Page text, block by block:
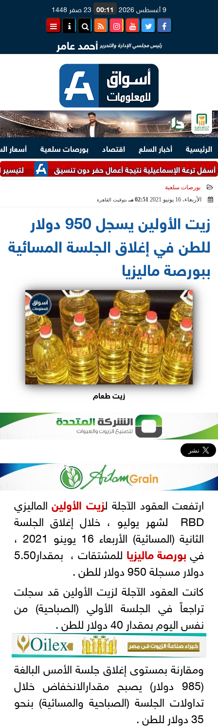
9 أغسطس 2026 00:11 23 صفر 1448
رئيس مجلسي الإدارة والتحرير أحمد عامر
الرئيسية أخبار السلع اقتصاد بورصات سلعية
أسعار
لتيسير الإجراءات.. وزارتا
نتيجة أعمال حفر دون تنسيق
بورصات سلعية
الأربعاء، 16 يونيو 2021
02:51 مـ بتوقيت القاهرة
زيت الأولين يسجل 950 دولار
للطن في إغلاق الجلسة المسائية
ببورصة ماليزيا
زيت طعام
ارتفعت العقود الآجلة لزيت الأولينالماليزي
RBD لشهر يوليو ، خلال إغلاق الجلسة
الثانية (المسائية) الأربعاء 16 يوينو 2021 ،
فيبورصة ماليزيا
للمشتقات ، بمقدار5.50
دولار مسجلة 950 دولار للطن .
كانت العقود الآجلة لزيت الأولين قد سجلت
تراجعاً في الجلسة الأولي (الصباحية) من
نفس اليوم بمقدار 40 دولار للطن .
ومقارنة بمستوى إغلاق جلسة الأمس البالغة
(985 دولار) يصبح مقدارالانخفاض خلال
تداولات الجلسة (الصباحية والمسائية) بنحو
35 دولار للطن .